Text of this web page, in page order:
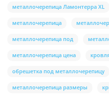
металлочерепица Ламонтерра XL
металлочерепица
металлочерепица под
металлочерепица цена
обрешетка под металлочерепицу
металлочерепица размеры